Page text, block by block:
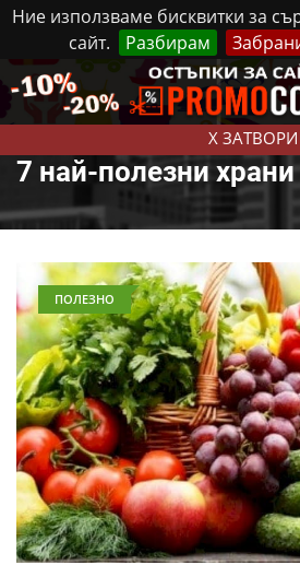
Ние използваме бисквитки за
сайт.
Разбирам
X ЗАТВОРИ
Четвъртък, 6 Август, 2026
7 най-полезни храни
ПОЛЕЗНО